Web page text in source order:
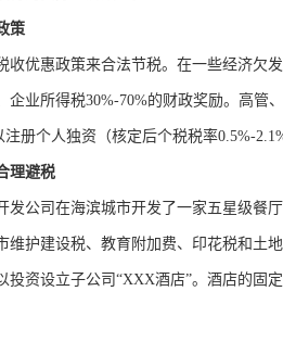
策
收优惠政策来合法节税。在一些经济欠
企业所得税30%-70%的财政奖励。高管
册个人独资（核定后个税税率0.5%-
理避税
发公司在海滨城市开发了一家五星级餐
维护建设税、教育附加费、印花税和土
投资设立子公司“XXX酒店”。酒店的固